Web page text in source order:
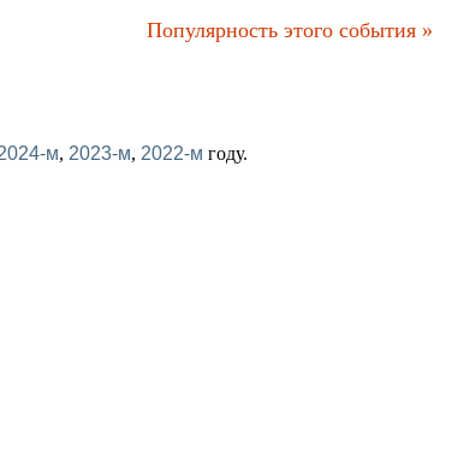
Популярность этого события »
м, 2023-м, 2022-м году.